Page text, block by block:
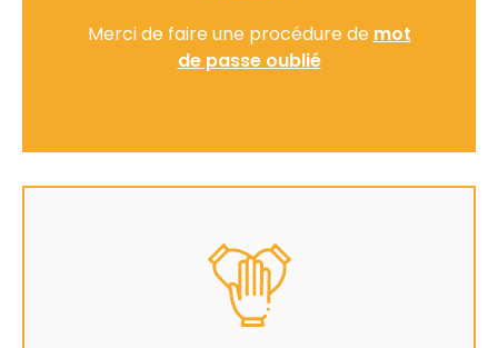
Merci de faire une procédure de mot
de passe oublié